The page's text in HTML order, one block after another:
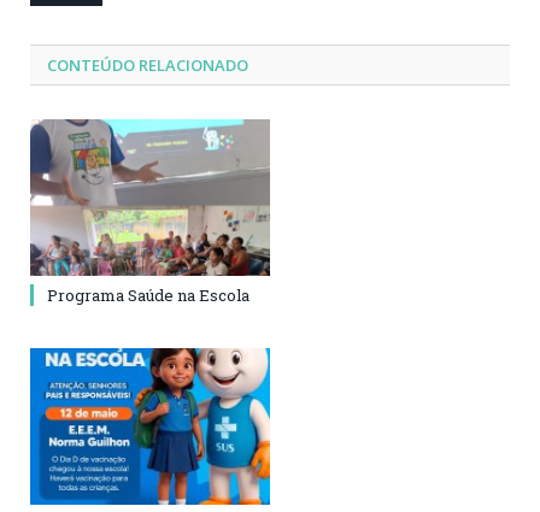
CONTEÚDO RELACIONADO
Programa Saúde na Escola